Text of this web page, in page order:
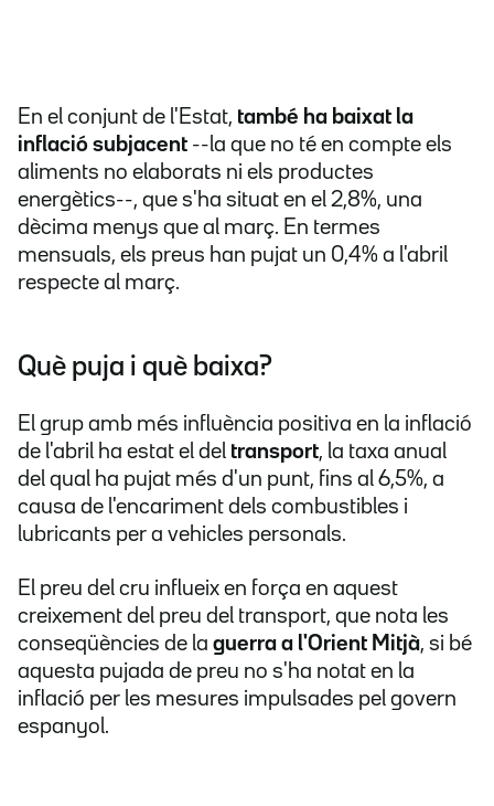
En el conjunt de l'Estat, també ha baixat la
inflació subjacent --la que no té en compte els
aliments no elaborats ni els productes
energètics--, que s'ha situat en el 2,8%, una
dècima menys que al març. En termes
mensuals, els preus han pujat un 0,4% a l'abril
respecte al març.
Què puja i què baixa?
El grup amb més influència positiva en la inflació
de l'abril ha estat el del transport, la taxa anual
del qual ha pujat més d'un punt, fins al 6,5%, a
causa de l'encariment dels combustibles i
lubricants per a vehicles personals.
El preu del cru influeix en força en aquest
creixement del preu del transport, que nota les
conseqüències de la guerra a l'Orient Mitjà, si bé
aquesta pujada de preu no s'ha notat en la
inflació per les mesures impulsades pel govern
espanyol.